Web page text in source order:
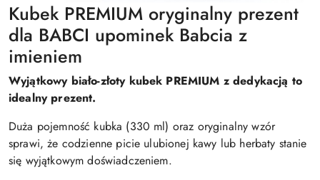
Kubek PREMIUM oryginalny prezent
dla BABCI upominek Babcia z
imieniem
Wyjątkowy biało-złoty kubek PREMIUM z dedykacją to
idealny prezent.
Duża pojemność kubka (330 ml) oraz oryginalny wzór
sprawi, że codzienne picie ulubionej kawy lub herbaty stanie
się wyjątkowym doświadczeniem.